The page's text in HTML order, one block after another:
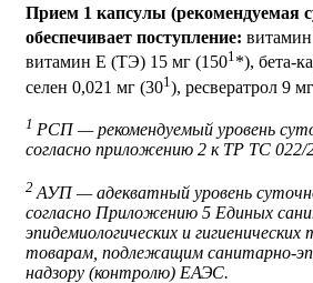
Прием 1 капсулы (рекомендуемая
обеспечивает поступление:
витамин Е (ТЭ) 15 мг (1501*), бета-
селен 0,021 мг (301 ), ресвератрол 9
1 РСП — рекомендуемый уровень
согласно приложению 2 к ТР ТС 022/
2 АУП — адекватный уровень
согласно Приложению 5 Единых
эпидемиологических и гигиенических
товарам, подлежащим санитарно-
надзору (контролю) ЕАЭС.